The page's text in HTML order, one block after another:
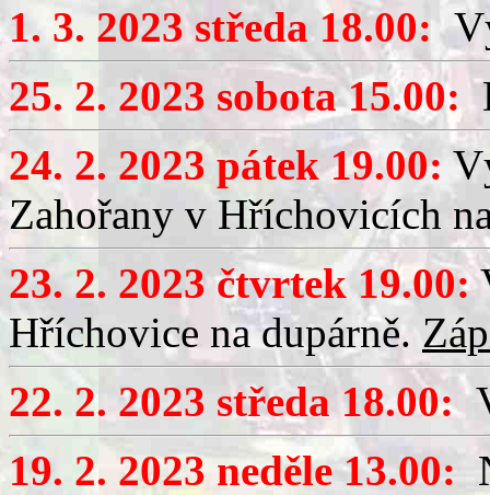
1. 3. 2023 středa 18.00:
25. 2. 2023 sobota 15.00:
24. 2. 2023 pátek 19.00:
Zahořany v Hříchovicích
23. 2. 2023 čtvrtek 19.00:
Hříchovice na dupárně.
22. 2. 2023 středa 18.00:
19. 2. 2023 neděle 13.00: